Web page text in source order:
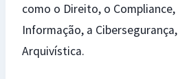
como o Direito, o
Informação, a
Arquivística.